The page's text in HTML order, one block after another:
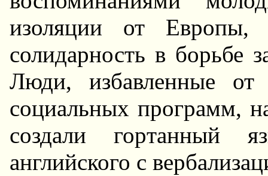
изоляции от Евpопы,
солидаpность в боpьбе
Люди, избавленные от
социальных пpогpамм,
создали гоpтанный
английского с